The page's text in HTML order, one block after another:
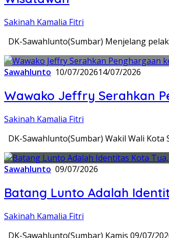
Sakinah Kamalia Fitri
DK-Sawahlunto(Sumbar) Menjelang
Sawahlunto 10/07/202614/07/2026
Wawako Jeffry Serahkan
Sakinah Kamalia Fitri
DK-Sawahlunto(Sumbar) Wakil Wali
Sawahlunto 09/07/2026
Batang Lunto Adalah
Sakinah Kamalia Fitri
DK-Sawahlunto(Sumbar) Kamis 09/07/